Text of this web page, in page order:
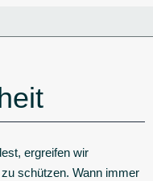
ergreifen wir
schützen. Wann immer